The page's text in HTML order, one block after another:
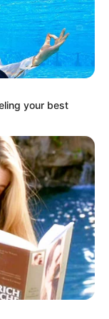
segundo
your best